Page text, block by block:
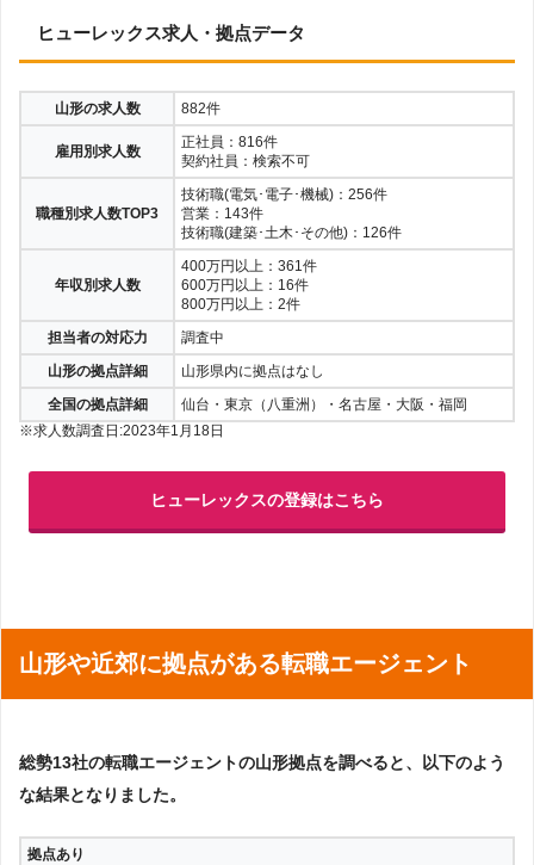
ヒューレックス求人・拠点データ
山形の求人数 882件
雇用別求人数
正社員：816件
契約社員：検索不可
職種別求人数TOP3
技術職(電気･電子･機械)：256件
営業：143件
技術職(建築･土木･その他)：126件
年収別求人数
400万円以上：361件
600万円以上：16件
800万円以上：2件
担当者の対応力
調査中
山形の拠点詳細
山形県内に拠点はなし
全国の拠点詳細
仙台・東京（八重洲）・名古屋・大阪・福岡
※求人数調査日:2023年1月18日
ヒューレックスの登録はこちら
山形や近郊に拠点がある転職エージェント
総勢13社の転職エージェントの山形拠点を調べると、以下のよう
な結果となりました。
拠点あり